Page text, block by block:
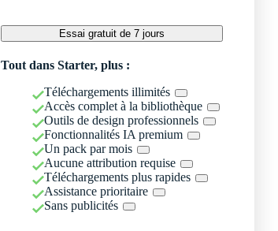
Essai gratuit de 7 jours
Tout dans Starter, plus :
Téléchargements illimités
Accès complet à la bibliothèque
Outils de design professionnels
Fonctionnalités IA premium
Un pack par mois
Aucune attribution requise
Téléchargements plus rapides
Assistance prioritaire
Sans publicités